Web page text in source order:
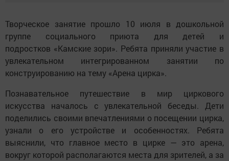
Творческое занятие прошло 10 июля в дошкольной
группе социального приюта для детей и
подростков «Камские зори». Ребята приняли участие в
увлекательном интегрированном занятии по
конструированию на тему «Арена цирка».
Познавательное путешествие в мир циркового
искусства началось с увлекательной беседы. Дети
поделились своими впечатлениями о посещении цирка,
узнали о его устройстве и особенностях. Ребята
выяснили, что главное место в цирке — это арена,
вокруг которой располагаются места для зрителей, а за